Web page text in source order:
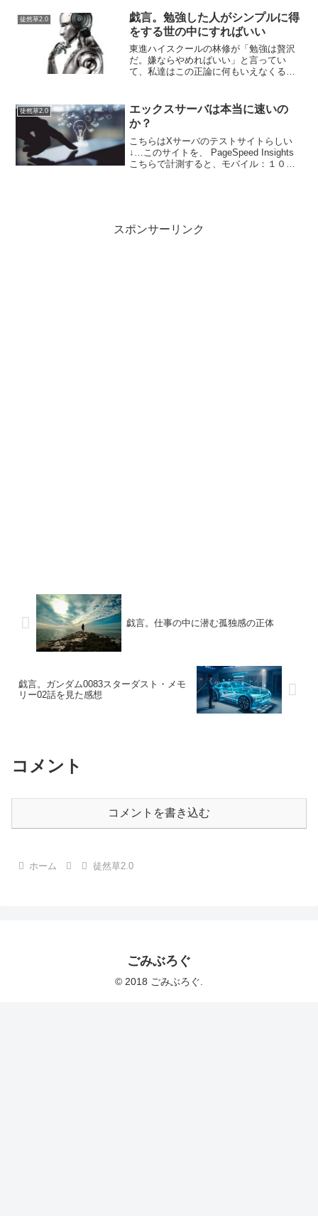
まづいたが…問題なく...
徒然草2.0
戯言。勉強した人がシンプルに得
をする世の中にすればいい
東進ハイスクールの林修が「勉強は贅沢
だ。嫌ならやめればいい」と言ってい
て、私達はこの正論に何もいえなくる。
しなくなるとも言っていました。…これ
って消費税を増やしたら消費が...
徒然草2.0
エックスサーバは本当に速いの
か？
こちらはXサーバのテストサイトらしい
↓…このサイトを、 PageSpeed Insights
こちらで計測すると、モバイル：１０
スポンサーリンク
戯言。仕事の中に潜む孤独感の正体
戯言。ガンダム0083スターダスト・メモ
リー02話を見た感想
コメント
コメントを書き込む
ホーム 徒然草2.0
ごみぶろぐ
© 2018 ごみぶろぐ.